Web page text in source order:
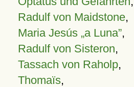
Radulf von Maidstone,
Maria Jesús „a Luna”,
Radulf von Sisteron,
Tassach von Raholp,
Thomaïs,